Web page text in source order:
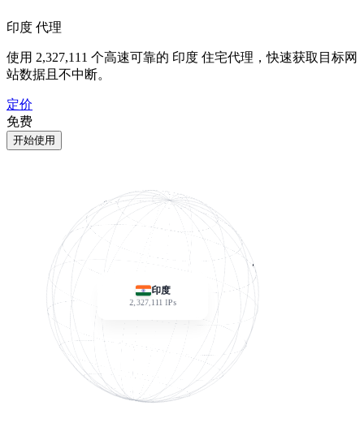
印度 代理
使用 2,327,111 个高速可靠的 印度 住宅代理，快速获取目标网
站数据且不中断。
定价
免费
开始使用
印度
2,327,111 IPs